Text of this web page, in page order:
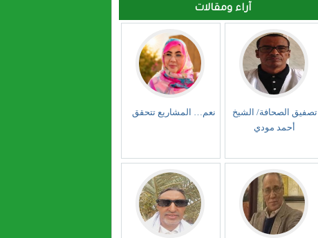
آراء ومقالات
تصفيق الصحافة/ الشيخ
أحمد مودي
نعم… المشاريع تتحقق